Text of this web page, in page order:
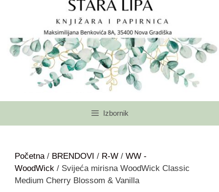
Izbornik
Početna/ BRENDOVI / R-W / WW -
WoodWick / Svijeća mirisna WoodWick Classic
Medium Cherry Blossom & Vanilla